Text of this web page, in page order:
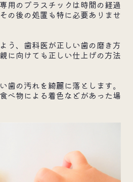
用のプラスチックは時間の経過
の後の処置も特に必要ありませ
う、歯科医が正しい歯の磨き方
に向けても正しい仕上げの方法
歯の汚れを綺麗に落とします。
べ物による着色などがあった場